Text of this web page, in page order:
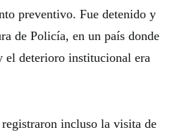
preventivo. Fue detenido y
de Policía, en un país donde
deterioro institucional era
incluso la visita de